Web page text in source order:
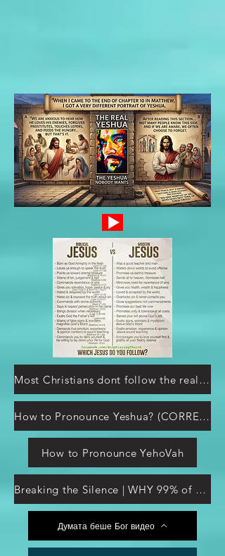
Most Christians dont follow the real Jesus
How to Pronounce Yeshua? (CORRECTLY)
How to Pronounce YehoVah
Breaking the Silence | WHY 99% of Churches Are NOT Telling You This A Rood Awakening! 233K subscribers Subscribe
Думата беше Бог видео